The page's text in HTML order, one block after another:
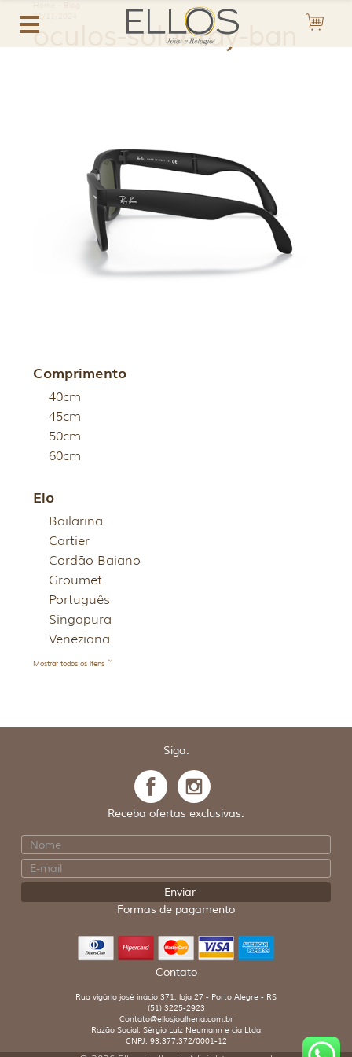
01/11/2024
oculos-solar-ray-ban
Comprimento
40cm
45cm
50cm
60cm
Elo
Bailarina
Cartier
Cordão Baiano
Groumet
Português
Singapura
Veneziana
Mostrar todos os itens
Siga:
Receba ofertas exclusivas.
Formas de pagamento
Contato
Rua vigário josé inácio 371, loja 27 - Porto Alegre - RS
(51) 3225-2923
Contato@ellosjoalheria.com.br
Razão Social: Sérgio Luiz Neumann e cia Ltda
CNPJ: 93.377.372/0001-12